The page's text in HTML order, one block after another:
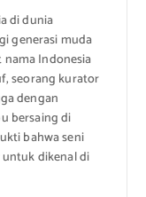
di dunia
generasi muda
Indonesia
seorang kurator
dengan
bersaing di
bahwa seni
dikenal di